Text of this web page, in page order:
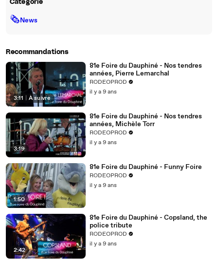
Catégorie
🗞News
Recommandations
3:11 À suivre
81e Foire du Dauphiné - Nos tendres
années, Pierre Lemarchal
RODEOPROD
il y a 9 ans
3:19
81e Foire du Dauphiné - Nos tendres
années, Michèle Torr
RODEOPROD
il y a 9 ans
1:50
81e Foire du Dauphiné - Funny Foire
RODEOPROD
il y a 9 ans
2:42
81e Foire du Dauphiné - Copsland, the
police tribute
RODEOPROD
il y a 9 ans